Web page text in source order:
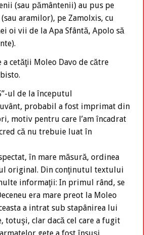
(sau pământenii) au pus pe
aramilor), pe Zamolxis, cu
oi vii de la Apa Sfântă, Apolo să
a cetăţii Moleo Davo de către
ul de la începutul
probabil a fost imprimat din
motiv pentru care l’am încadrat
că nu trebuie luat în
în mare măsură, ordinea
original. Din conţinutul textului
informaţii: In primul rând, se
era mare preot la Moleo
a intrat sub stapânirea lui
totuşi, clar dacă cel care a fugit